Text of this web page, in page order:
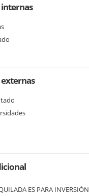
ES PARA INVERSIÓN